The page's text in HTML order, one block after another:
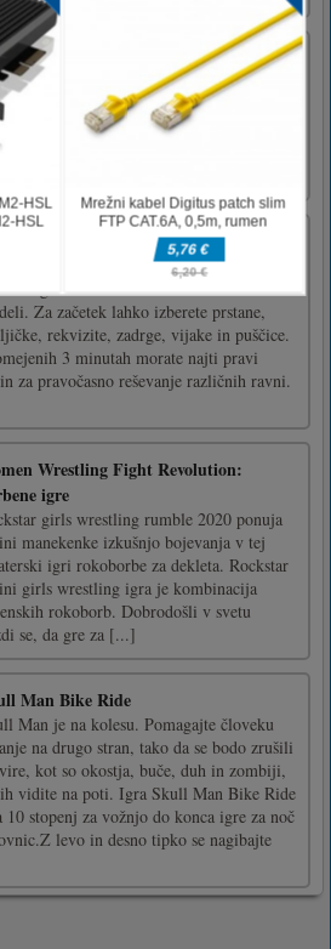
blokov
in spustite blokovne oblike na
da ustvarite celotne črte in dosežete
več točk v tej super zasvojeni
Box – Zavrtite obroče
Box - Rotate The Rings je mešana
igra reševalne škatle z 2D risanimi
Za začetek lahko izberete prstane,
rekvizite, zadrge, vijake in puščice.
3 minutah morate najti pravi
za pravočasno reševanje različnih ravni.
Wrestling Fight Revolution:
igre
girls wrestling rumble 2020 ponuja
manekenke izkušnjo bojevanja v tej
igri rokoborbe za dekleta. Rockstar
girls wrestling igra je kombinacija
rokoborb. Dobrodošli v svetu
se, da gre za [...]
Man Bike Ride
Man je na kolesu. Pomagajte človeku
na drugo stran, tako da se bodo zrušili
kot so okostja, buče, duh in zombiji,
vidite na poti. Igra Skull Man Bike Ride
10 stopenj za vožnjo do konca igre za noč
levo in desno tipko se nagibajte